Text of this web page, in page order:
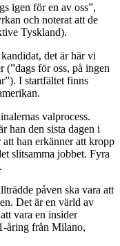
igen för en av oss”,
och noterat att de
Tyskland).
det är här vi
(”dags för oss, på ingen
I startfältet finns
valprocess.
han den sista dagen i
han erkänner att kropp
slitsamma jobbet. Fyra
påven ska vara att
Det är en värld av
vara en insider
åring från Milano,